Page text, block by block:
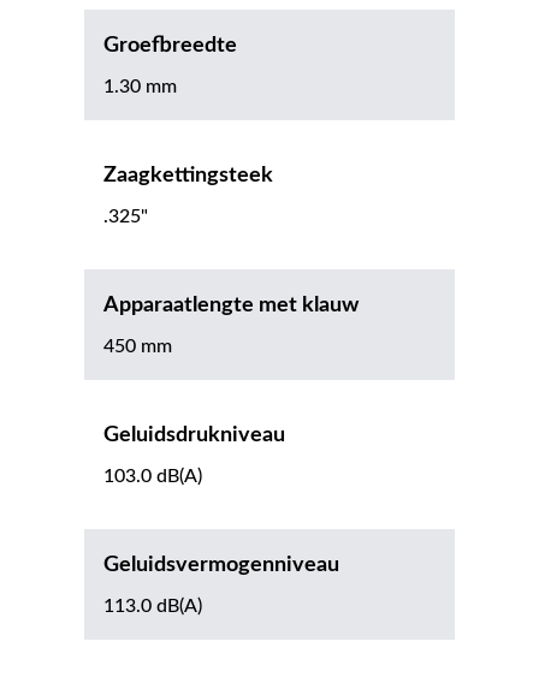
Groefbreedte
1.30 mm
Zaagkettingsteek
.325"
Apparaatlengte met klauw
450 mm
Geluidsdrukniveau
103.0 dB(A)
Geluidsvermogenniveau
113.0 dB(A)